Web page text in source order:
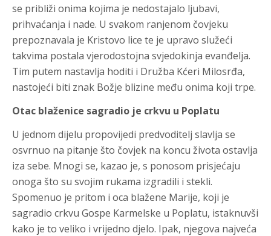
se približi onima kojima je nedostajalo ljubavi,
prihvaćanja i nade. U svakom ranjenom čovjeku
prepoznavala je Kristovo lice te je upravo služeći
takvima postala vjerodostojna svjedokinja evanđelja.
Tim putem nastavlja hoditi i Družba Kćeri Milosrđa,
nastojeći biti znak Božje blizine među onima koji trpe.
Otac blaženice sagradio je crkvu u Poplatu
U jednom dijelu propovijedi predvoditelj slavlja se
osvrnuo na pitanje što čovjek na koncu života ostavlja
iza sebe. Mnogi se, kazao je, s ponosom prisjećaju
onoga što su svojim rukama izgradili i stekli.
Spomenuo je pritom i oca blažene Marije, koji je
sagradio crkvu Gospe Karmelske u Poplatu, istaknuvši
kako je to veliko i vrijedno djelo. Ipak, njegova najveća